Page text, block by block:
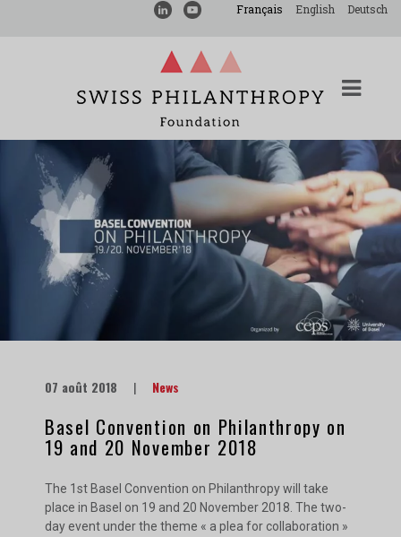
Français English Deutsch
07 août 2018 | News
Basel Convention on Philanthropy on
19 and 20 November 2018
The 1st Basel Convention on Philanthropy will take
place in Basel on 19 and 20 November 2018. The two-
day event under the theme « a plea for collaboration »